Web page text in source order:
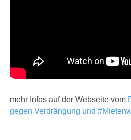
mehr Infos auf der Webseite vom
gegen Verdrängung und